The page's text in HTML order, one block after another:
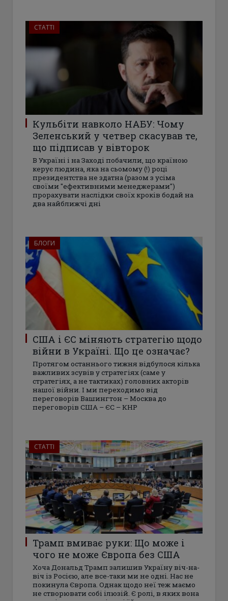
СТАТТІ
Кульбіти навколо НАБУ: Чому
Зеленський у четвер скасував те,
що підписав у вівторок
В Україні і на Заході побачили, що країною
керує людина, яка на сьомому (!) році
президентства не здатна (разом з усіма
своїми "ефективними менеджерами")
прорахувати наслідки своїх кроків бодай на
два найближчі дні
БЛОГИ
США і ЄС міняють стратегію щодо
війни в Україні. Що це означає?
Протягом останнього тижня відбулося кілька
важливих зсувів у стратегіях (саме у
стратегіях, а не тактиках) головних акторів
нашої війни. І ми переходимо від
переговорів Вашингтон – Москва до
переговорів США – ЄС – КНР
СТАТТІ
Трамп вмиває руки: Що може і
чого не може Європа без США
Хоча Дональд Трамп залишив Україну віч-на-
віч із Росією, але все-таки ми не одні. Нас не
покинула Європа. Однак щодо неї теж маємо
не створювати собі ілюзій. Є ролі, в яких вона